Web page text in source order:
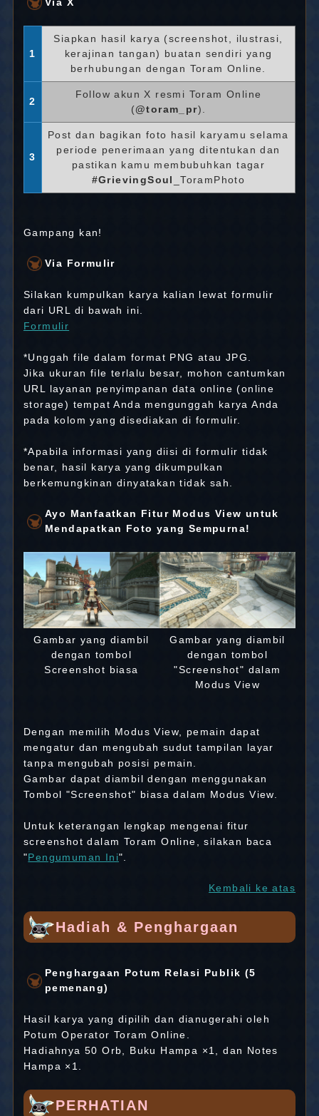
1
Siapkan hasil karya (screenshot, ilustrasi,
kerajinan tangan) buatan sendiri yang
berhubungan dengan Toram Online.
2
Follow akun X resmi Toram Online
(@toram_pr).
3
Post dan bagikan foto hasil karyamu selama
periode penerimaan yang ditentukan dan
pastikan kamu membubuhkan tagar
#GrievingSoul
_ToramPhoto
Gampang kan!
Via Formulir
Silakan kumpulkan karya kalian lewat formulir
dari URL di bawah ini.
Formulir
*Unggah file dalam format PNG atau JPG.
Jika ukuran file terlalu besar, mohon cantumkan
URL layanan penyimpanan data online (online
storage) tempat Anda mengunggah karya Anda
pada kolom yang disediakan di formulir.
*Apabila informasi yang diisi di formulir tidak
benar, hasil karya yang dikumpulkan
berkemungkinan dinyatakan tidak sah.
Ayo Manfaatkan Fitur Modus View untuk
Mendapatkan Foto yang Sempurna!
Gambar yang diambil
dengan tombol
Screenshot biasa
Gambar yang diambil
dengan tombol
"Screenshot" dalam
Modus View
Dengan memilih Modus View, pemain dapat
mengatur dan mengubah sudut tampilan layar
tanpa mengubah posisi pemain.
Gambar dapat diambil dengan menggunakan
Tombol "Screenshot" biasa dalam Modus View.
Untuk keterangan lengkap mengenai fitur
screenshot dalam Toram Online, silakan baca
"Pengumuman Ini".
Kembali ke atas
Hadiah & Penghargaan
Penghargaan Potum Relasi Publik (5
pemenang)
Hasil karya yang dipilih dan dianugerahi oleh
Potum Operator Toram Online.
Hadiahnya 50 Orb, Buku Hampa ×1, dan Notes
Hampa ×1.
PERHATIAN